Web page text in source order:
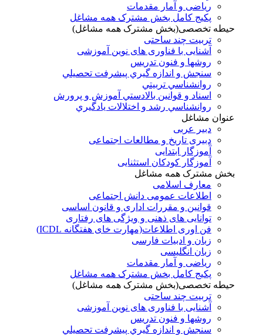
ریاضی و آمار مقدمات
پکیج کامل بخش مشترک همه مشاغل
حیطه تخصصی(بخش مشترک همه مشاغل)
تربیت چند ساحتی
آشنایی با فناوری های نوین آموزشی
روشها و فنون تدريس
سنجش و اندازه گيري پيشرفت تحصيلي
روانشناسي تربيتي
اسناد و قوانين بالادستي آموزش و پرورش
روانشناسي رشد و اختلالات يادگيري
عنوان مشاغل
دبير عربی
دبیری تاریخ و مطالعات اجتماعی
آموزگار ابتدایی
آموزگار کودکان استثنایی
بخش مشترک همه مشاغل
معارف اسلامی
اطلاعات عمومی دانش اجتماعی
قوانین و مقررات اداری و قانون اساسی
توانایی های ذهنی و ویژگی های رفتاری
فن اوری اطلاعات(مهارت خای هفتگانه ICDL)
زبان و ادبیات فارسی
زبان انگلیسی
ریاضی و آمار مقدمات
پکیج کامل بخش مشترک همه مشاغل
حیطه تخصصی(بخش مشترک همه مشاغل)
تربیت چند ساحتی
آشنایی با فناوری های نوین آموزشی
روشها و فنون تدريس
سنجش و اندازه گيري پيشرفت تحصيلي